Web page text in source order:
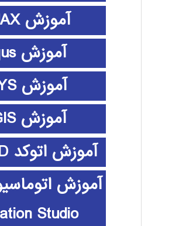
آموزش 3D MAX
آموزش abaqus
آموزش ANSYS
آموزش ArcGIS
آموزش اتوکد AUTOCAD
آموزش
Studio